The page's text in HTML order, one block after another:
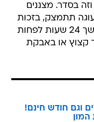
בסדר. מצננים
תתמצק, בזכות
השוקולד). מכסים ומקררים למשך 24 שעות לפחות
קצוץ או באבקת
ב-75 שקלים וגם חודש חינם!